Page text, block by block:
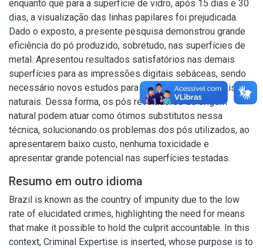
enquanto que para a superfície de vidro, após 15 dias e 30
dias, a visualização das linhas papilares foi prejudicada.
Dado o exposto, a presente pesquisa demonstrou grande
eficiência do pó produzido, sobretudo, nas superfícies de
metal. Apresentou resultados satisfatórios nas demais
superfícies para as impressões digitais sebáceas, sendo
necessário novos estudos para as impressões digitais
naturais. Dessa forma, os pós reveladores de origem
natural podem atuar como ótimos substitutos nessa
técnica, solucionando os problemas dos pós utilizados, ao
apresentarem baixo custo, nenhuma toxicidade e
apresentar grande potencial nas superfícies testadas.
Resumo em outro idioma
Brazil is known as the country of impunity due to the low
rate of elucidated crimes, highlighting the need for means
that make it possible to hold the culprit accountable. In this
context, Criminal Expertise is inserted, whose purpose is to